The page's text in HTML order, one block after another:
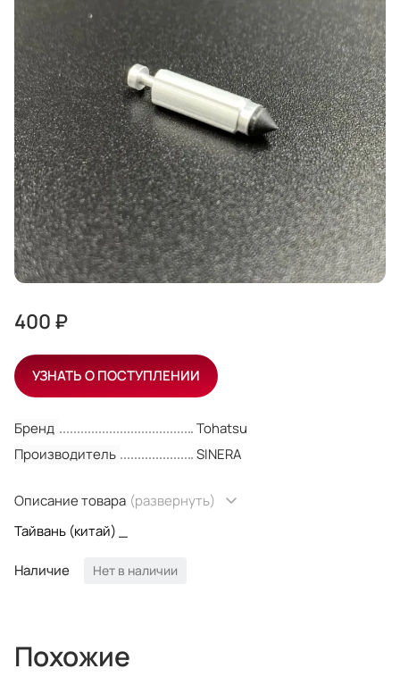
Бренд
Tohatsu
Производитель
SINERA
Описание товара (развернуть)
Тайвань (китай) _
Наличие Нет в наличии
400 ₽
УЗНАТЬ О ПОСТУПЛЕНИИ
Похожие